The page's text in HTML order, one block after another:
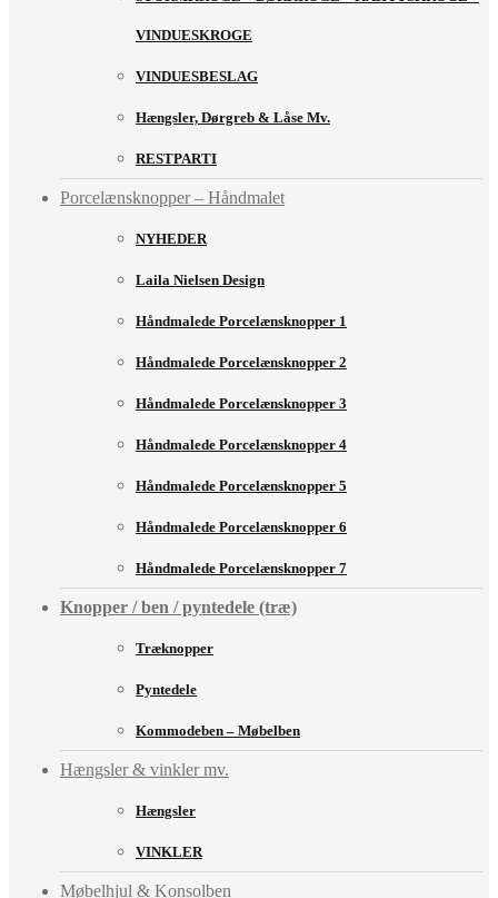
VINDUESKROGE
VINDUESBESLAG
Hængsler, Dørgreb & Låse Mv.
RESTPARTI
Porcelænsknopper – Håndmalet
NYHEDER
Laila Nielsen Design
Håndmalede Porcelænsknopper 1
Håndmalede Porcelænsknopper 2
Håndmalede Porcelænsknopper 3
Håndmalede Porcelænsknopper 4
Håndmalede Porcelænsknopper 5
Håndmalede Porcelænsknopper 6
Håndmalede Porcelænsknopper 7
Knopper / ben / pyntedele (træ)
Træknopper
Pyntedele
Kommodeben – Møbelben
Hængsler & vinkler mv.
Hængsler
VINKLER
Møbelhjul & Konsolben